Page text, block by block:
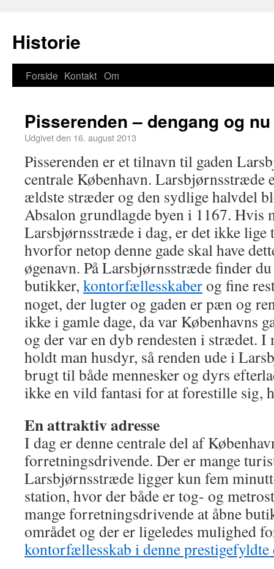
Historie
Forside Kontakt Om
Pisserenden – dengang og nu
Udgivet den 16. august 2013
Pisserenden er et tilnavn til gaden
centrale København. Larsbjørnsstræde
ældste stræder og den sydlige halvdel
Absalon grundlagde byen i 1167. Hvis
Larsbjørnsstræde i dag, er det ikke lige
hvorfor netop denne gade skal have
øgenavn. På Larsbjørnsstræde finder
butikker, kontorfællesskaberog fine
noget, der lugter og gaden er pæn og
ikke i gamle dage, da var Københavns
og der var en dyb rendesten i strædet. I
holdt man husdyr, så renden ude i
brugt til både mennesker og dyrs
ikke en vild fantasi for at forestille sig,
En attraktiv adresse
I dag er denne centrale del af
forretningsdrivende. Der er mange
Larsbjørnsstræde ligger kun fem
station, hvor der både er tog- og
mange forretningsdrivende at åbne
området og der er ligeledes mulighed
kontorfællesskab i denne prestigefyldte